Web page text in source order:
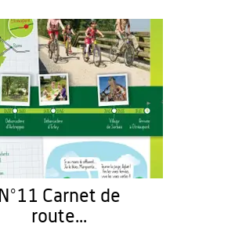
N°11 Carnet de
route...